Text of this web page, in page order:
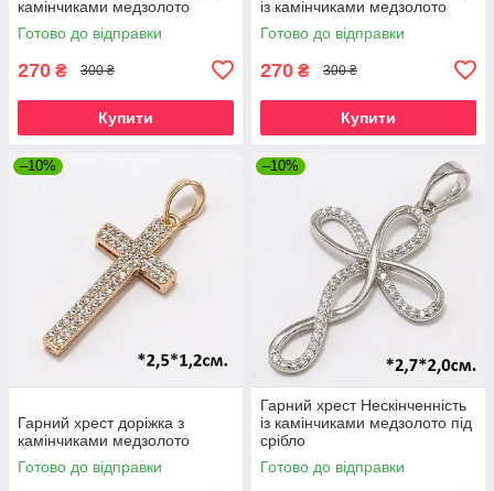
камінчиками медзолото
Готово до відправки
270 ₴ 300 ₴
Купити
із камінчиками медзолото
Готово до відправки
270 ₴ 300 ₴
Купити
–10%
Гарний хрест доріжка з
камінчиками медзолото
Готово до відправки
–10%
Гарний хрест Нескінченність
із камінчиками медзолото під
срібло
Готово до відправки